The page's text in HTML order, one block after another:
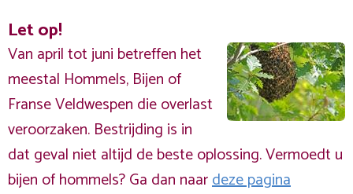
Let op!
Van april tot juni betreffen het
meestal Hommels, Bijen of
Franse Veldwespen die overlast
veroorzaken. Bestrijding is in
dat geval niet altijd de beste oplossing. Vermoedt u
bijen of hommels? Ga dan naardeze pagina